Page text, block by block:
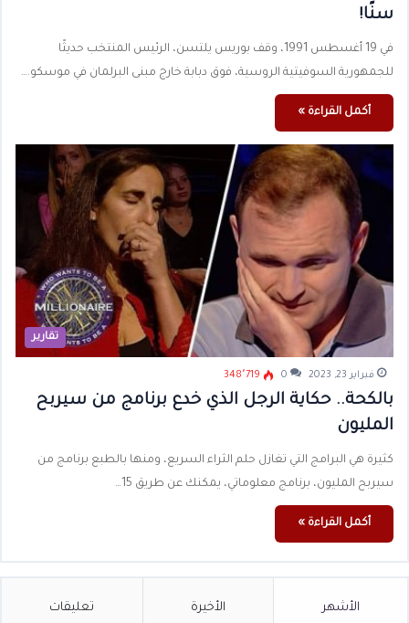
سنًا!
في 19 أغسطس 1991، وقف بوريس يلتسن، الرئيس المنتخب حديثًا
للجمهورية السوفيتية الروسية، فوق دبابة خارج مبنى البرلمان في موسكو.…
أكمل القراءة »
تقارير
فبراير 23, 2023 0 348٬719
بالكحة.. حكاية الرجل الذي خدع برنامج من سيربح
المليون
كثيرة هي البرامج التي تغازل حلم الثراء السريع، ومنها بالطبع برنامج من
سيربح المليون، برنامج معلوماتي، يمكنك عن طريق 15…
أكمل القراءة »
الأشهر الأخيرة تعليقات